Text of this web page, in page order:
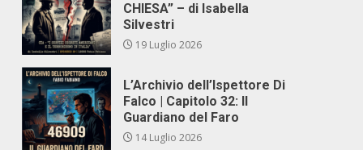
CHIESA” – di Isabella
Silvestri
19 Luglio 2026
L’Archivio dell’Ispettore Di
Falco | Capitolo 32: Il
Guardiano del Faro
14 Luglio 2026